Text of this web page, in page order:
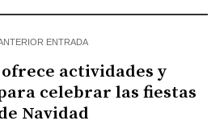
ENTRADA
actividades y
celebrar las fiestas
Navidad